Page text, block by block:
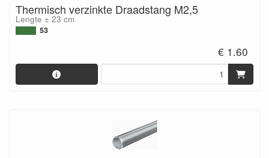
Thermisch verzinkte Draadstang M2,5
Lengte ± 23 cm
53
€ 1.60